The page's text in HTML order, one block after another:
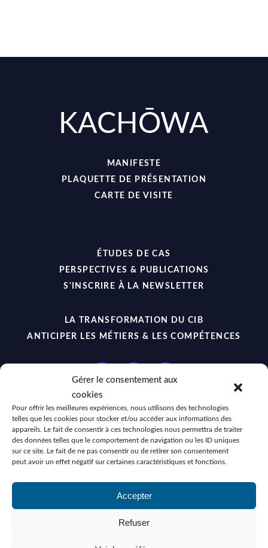
Gérer le consentement aux
cookies
Pour offrir les meilleures expériences, nous utilisons des technologies
telles que les cookies pour stocker et/ou accéder aux informations des
appareils. Le fait de consentir à ces technologies nous permettra de traiter
des données telles que le comportement de navigation ou les ID uniques
sur ce site. Le fait de ne pas consentir ou de retirer son consentement
peut avoir un effet négatif sur certaines caractéristiques et fonctions.
Accepter
Refuser
KACHŌWA
MANIFESTE
PLAQUETTE DE PRÉSENTATION
CARTE DE VISITE
ÉTUDES DE CAS
PERSPECTIVES & PUBLICATIONS
S'INSCRIRE À LA NEWSLETTER
LA TRANSFORMATION DU CIB
ANTICIPER LES MÉTIERS & LES COMPÉTENCES
No Result Website Carbon
Mentions Légales•Politique de Confidentialité
Politique de Cookies
Site Internet hébergé par